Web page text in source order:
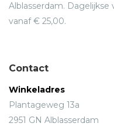
Alblasserdam.
vanaf € 25,00.
Contact
Winkeladres
Plantageweg 13a
2951 GN Alblasserdam